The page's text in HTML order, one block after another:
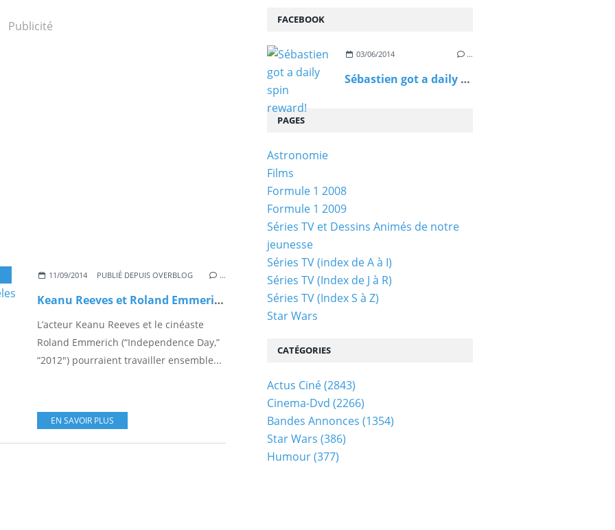
Publicité
NEW ANGELES,SÉRIE TV
11/09/2014 PUBLIÉ DEPUIS OVERBLOG …
Keanu Reeves et Roland Emmerich sur la série New Angeles
L’acteur Keanu Reeves et le cinéaste
Roland Emmerich (“Independence Day,”
“2012″) pourraient travailler ensemble...
EN SAVOIR PLUS
FACEBOOK
03/06/2014 …
Sébastien got a daily spin reward!
PAGES
Astronomie
Films
Formule 1 2008
Formule 1 2009
Séries TV et Dessins Animés de notre
jeunesse
Séries TV (index de A à I)
Séries TV (Index de J à R)
Séries TV (Index S à Z)
Star Wars
CATÉGORIES
Actus Ciné(2843)
Cinema-Dvd (2266)
Bandes Annonces (1354)
Star Wars (386)
Humour(377)